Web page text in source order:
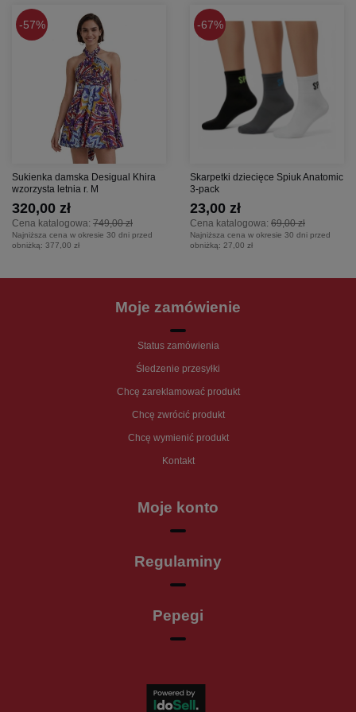
57%
Sukienka damska Desigual Khira
wzorzysta letnia r. M
Cena katalogowa: 749,00 zł
320,00 zł
Najniższa cena w okresie 30 dni przed
obniżką: 377,00 zł
67%
Skarpetki dziecięce Spiuk Anatomic
3-pack
Cena katalogowa: 69,00 zł
23,00 zł
Najniższa cena w okresie 30 dni przed
obniżką: 27,00 zł
Moje zamówienie
Status zamówienia
Śledzenie przesyłki
Chcę zareklamować produkt
Chcę zwrócić produkt
Chcę wymienić produkt
Kontakt
Moje konto
Regulaminy
Pepegi